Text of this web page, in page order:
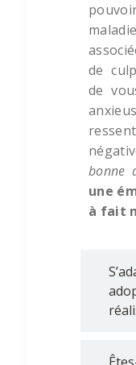
de
de
bonne
une
à fait